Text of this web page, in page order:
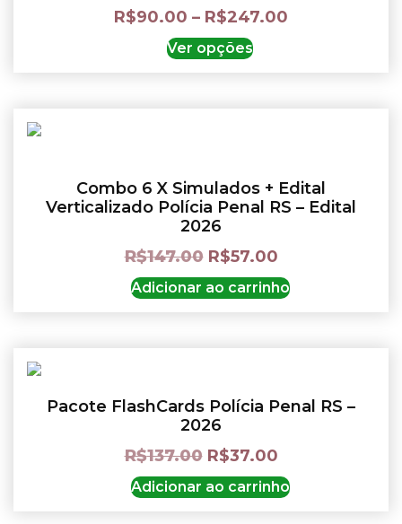
R$90.00 – R$247.00
Ver opções
Combo 6 X Simulados + Edital
Verticalizado Polícia Penal RS – Edital
2026
R$147.00 R$57.00
Adicionar ao carrinho
Pacote FlashCards Polícia Penal RS –
2026
R$137.00 R$37.00
Adicionar ao carrinho